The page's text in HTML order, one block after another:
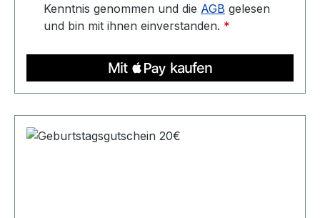
Kenntnis genommen und die AGB gelesen
und bin mit ihnen einverstanden. *